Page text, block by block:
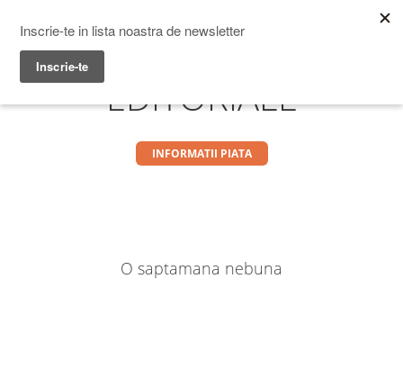
Menu
Prime Transaction
EDITORIALE
INFORMATII PIATA
O saptamana nebuna